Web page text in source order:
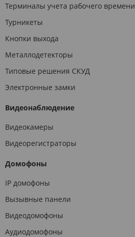
Терминалы учета рабочего времени
Турникеты
Кнопки выхода
Металлодетекторы
Типовые решения СКУД
Электронные замки
Видеонаблюдение
Видеокамеры
Видеорегистраторы
Домофоны
IP домофоны
Вызывные панели
Видеодомофоны
Аудиодомофоны